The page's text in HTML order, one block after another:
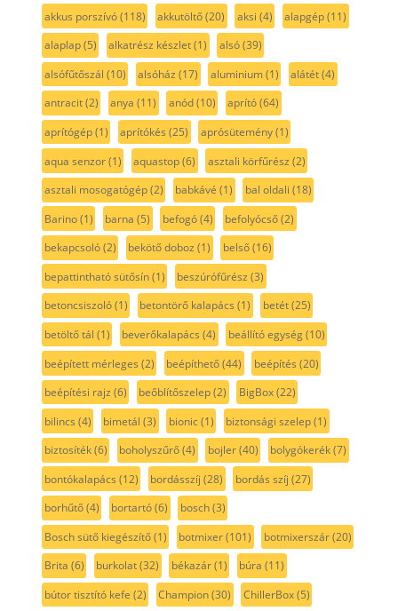
akkus porszívó(118) akkutöltő(20) aksi (4) alapgép(11)
alaplap(5) alkatrész készlet(1) alsó(39)
alsófűtőszál (10) alsóház (17) aluminium(1) alátét(4)
antracit(2) anya (11) anód(10) aprító(64)
aprítógép(1) aprítókés (25) aprósütemény(1)
aqua senzor(1) aquastop(6) asztali körfűrész (2)
asztali mosogatógép(2) babkávé (1) bal oldali (18)
Barino(1) barna (5) befogó(4) befolyócső(2)
bekapcsoló(2) bekötő doboz (1) belső(16)
bepattintható sütősín(1) beszúrófűrész (3)
betoncsiszoló(1) betontörő kalapács (1) betét(25)
betöltő tál (1) beverőkalapács (4) beállító egység(10)
beépített mérleges (2) beépíthető(44) beépítés (20)
beépítési rajz (6) beőblítőszelep(2) BigBox(22)
bilincs (4) bimetál (3) bionic(1) biztonsági szelep(1)
biztosíték(6) boholyszűrő(4) bojler(40) bolygókerék(7)
bontókalapács (12) bordásszíj (28) bordás szíj (27)
borhűtő(4) bortartó(6) bosch(3)
Bosch sütő kiegészítő(1) botmixer(101) botmixerszár(20)
Brita (6) burkolat(32) békazár(1) búra (11)
bútor tisztító kefe (2) Champion(30) ChillerBox(5)